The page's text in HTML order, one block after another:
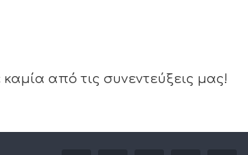
από τις συνεντεύξεις μας!